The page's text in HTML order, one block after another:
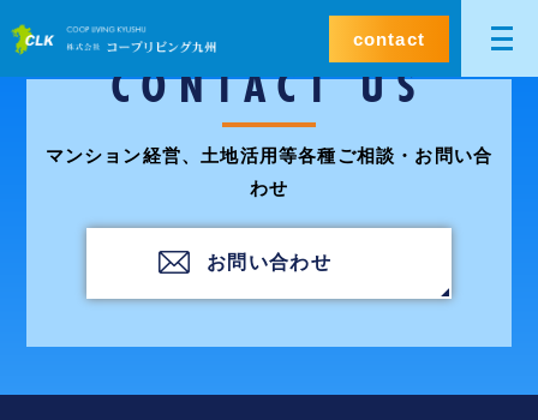
contact
CONTACT US
マンション経営、土地活用等各種ご相談・お問い合
わせ
お問い合わせ